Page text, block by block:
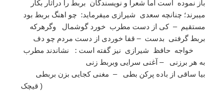
باز نموده است اما شعرا و نویسندگان بربط را درآثار بکار
میبرند؛ چنانچه سعدی شیرازی میفرماید: چو اهنگ بربط بود
مستقیم – کی از دست مطرب خورد گوشمال وگرهرکه
بربط گرفتی بدست – قفا خوردی از دست مردم چو دف
خواجه حافظ شیرازی نیز گفته است : نشاندند مطرب
به هر برزنی – آغنی سرایی وبربط زنی
بیا ساقی از باده پرکن بطی – مغنی کجایی بزن بربطی
( قیچک